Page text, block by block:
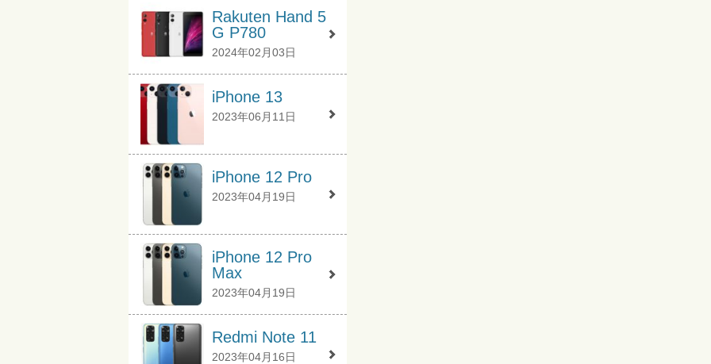
Rakuten Hand 5
G P780
2024年02月03日
iPhone 13
2023年06月11日
iPhone 12 Pro
2023年04月19日
iPhone 12 Pro
Max
2023年04月19日
Redmi Note 11
2023年04月16日